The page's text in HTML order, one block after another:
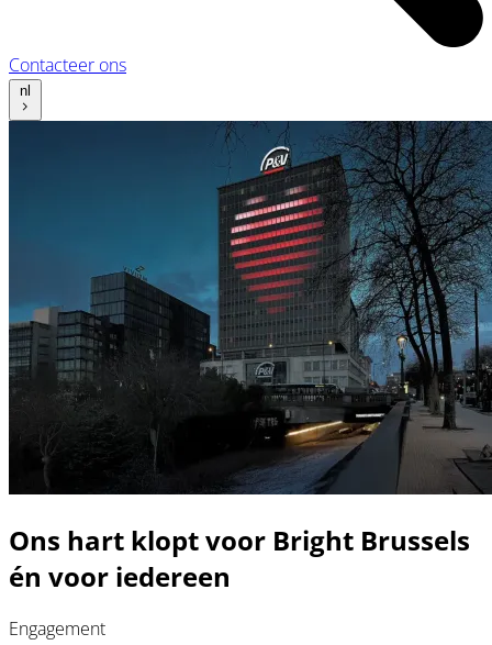
Contacteer ons
nl
Ons hart klopt voor Bright Brussels
én voor iedereen
Engagement